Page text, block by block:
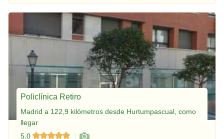
Policlínica Retiro
Madrid a 122,9 kilómetros desde Hurtumpascual, como
llegar
5,0